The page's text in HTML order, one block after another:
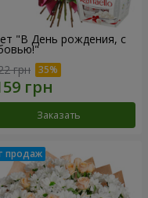
"В День рождения, с
грн
Заказать